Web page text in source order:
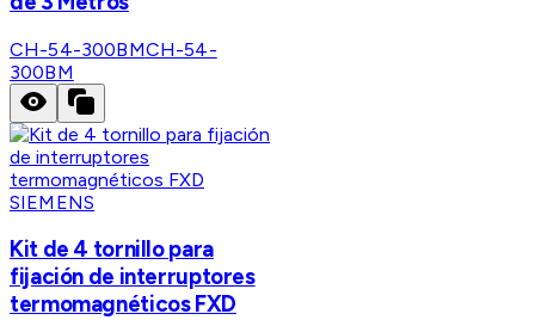
CH-54-300BMCH-54-
300BM
SIEMENS
Kit de 4 tornillo para
fijación de interruptores
termomagnéticos FXD